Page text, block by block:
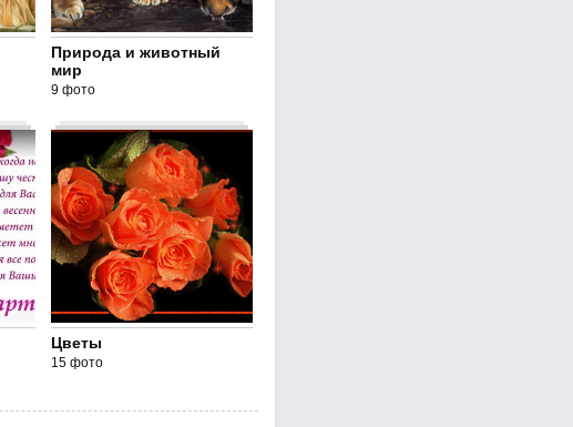
Природа и животный
мир
9 фото
Цветы
15 фото